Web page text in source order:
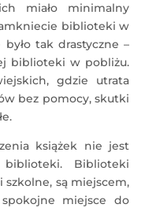
miało minimalny
biblioteki w
tak drastyczne –
biblioteki w pobliżu.
gdzie utrata
bez pomocy, skutki
książek nie jest
Biblioteki
są miejscem,
miejsce do